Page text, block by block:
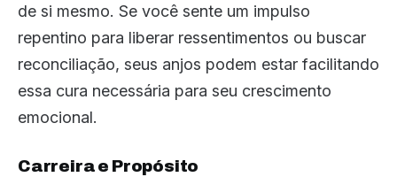
de si mesmo. Se você sente um impulso
repentino para liberar ressentimentos ou buscar
reconciliação, seus anjos podem estar facilitando
essa cura necessária para seu crescimento
emocional.
Carreira e Propósito